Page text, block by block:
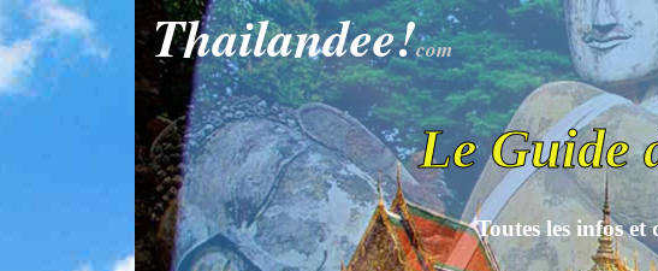
Thailandee!com
Le Guide
Toutes les infos